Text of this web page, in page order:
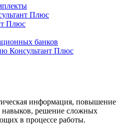
Плюс
Плюс
банков
Консультант Плюс
информация, повышение
навыков, решение сложных
в процессе работы.